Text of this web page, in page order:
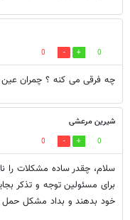
0
0
چه فرقی می کنه ؟ چمران
شیرین مرعشی
0
0
سلام، چقدر ساده مشکلات را
برای مسئولین توجه و تذکر
خود بدهند و بداد مشکل حمل